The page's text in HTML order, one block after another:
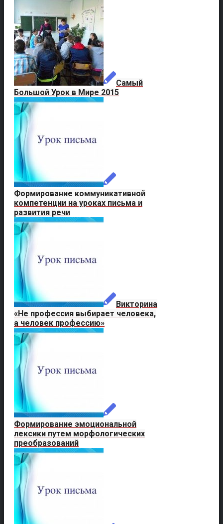
Самый
Большой Урок в Мире 2015
Формирование коммуникативной
компетенции на уроках письма и
развития речи
Викторина
«Не профессия выбирает человека,
а человек профессию»
Формирование эмоциональной
лексики путем морфологических
преобразований